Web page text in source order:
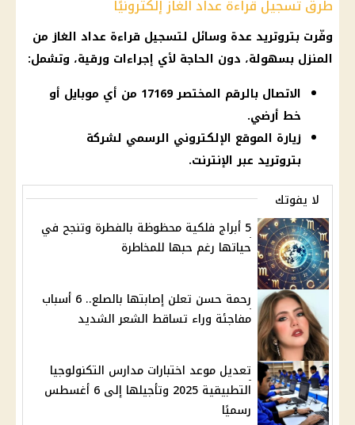
طرق تسجيل قراءة عداد الغاز إلكترونيًا
وفّرت بتروتريد عدة وسائل لتسجيل قراءة عداد الغاز من
المنزل بسهولة، دون الحاجة لأي إجراءات ورقية، وتشمل:
الاتصال بالرقم المختصر 17169 من أي موبايل أو
خط أرضي.
زيارة الموقع الإلكتروني الرسمي لشركة
بتروتريد عبر الإنترنت.
لا يفوتك
5 أبراج فلكية محظوظة بالفطرة وتنجح في
حياتها رغم حبها للمخاطرة
رحمة حسن تعلن إصابتها بالصلع.. 6 أسباب
مفاجئة وراء تساقط الشعر الشديد
تعديل موعد اختبارات مدارس التكنولوجيا
التطبيقية 2025 وتأجيلها إلى 6 أغسطس
رسميًا